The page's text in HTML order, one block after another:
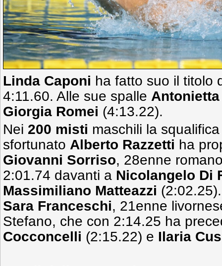
Linda Caponi ha fatto suo il titolo
4:11.60. Alle sue spalle
Giorgia Romei (4:13.22).
Nei 200 misti maschili la
sfortunato Alberto Razzetti ha
Giovanni Sorriso, 28enne
2:01.74 davanti a Nicolangelo Di
Massimiliano Matteazzi
Sara Franceschi, 21enne
Stefano, che con 2:14.25 ha
Cocconcelli (2:15.22) e Ilaria